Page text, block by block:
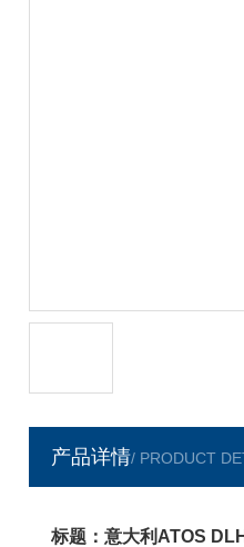
产品详情/ PRODUCT
标题：意大利ATOS